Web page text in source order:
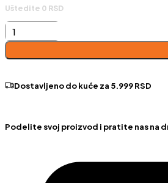
Uštedite 0 RSD
Statment
tabure
količina
Dostavljeno do kuće za 5.999 RSD
Podelite svoj proizvod i pratite nas na